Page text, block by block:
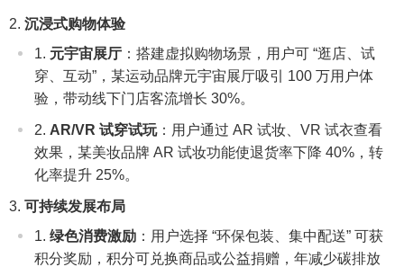
沉浸式购物体验
元宇宙展厅 ：搭建虚拟购物场景，用户可 “逛店、试
穿、互动”，某运动品牌元宇宙展厅吸引 100 万用户体
验，带动线下门店客流增长 30%。
AR/VR 试穿试玩：用户通过 AR 试妆、VR 试衣查看
效果，某美妆品牌 AR 试妆功能使退货率下降 40%，转
化率提升 25%。
可持续发展布局
绿色消费激励 ：用户选择 “环保包装、集中配送” 可获
积分奖励，积分可兑换商品或公益捐赠，年减少碳排放